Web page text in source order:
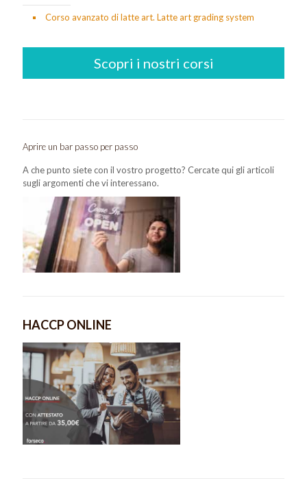
Corso avanzato di latte art. Latte art grading system
Scopri i nostri corsi
Aprire un bar passo per passo
A che punto siete con il vostro progetto? Cercate qui gli articoli
sugli argomenti che vi interessano.
HACCP ONLINE